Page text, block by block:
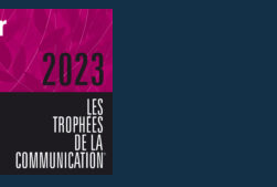
le
compte
Facebook
le
compte
Instagram